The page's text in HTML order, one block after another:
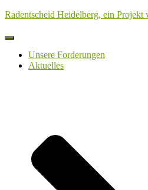
Radentscheid Heidelberg, ein
Navigation
umschaltenUnsere Forderungen
Aktuelles